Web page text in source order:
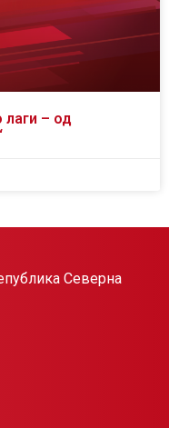
– од
Северна